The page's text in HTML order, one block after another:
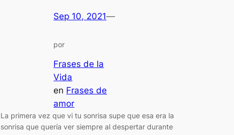
Sep 10, 2021—
por
Frases de la
Vida
en Frases de
amor
La primera vez que vi tu sonrisa supe que esa era la
sonrisa que quería ver siempre al despertar durante